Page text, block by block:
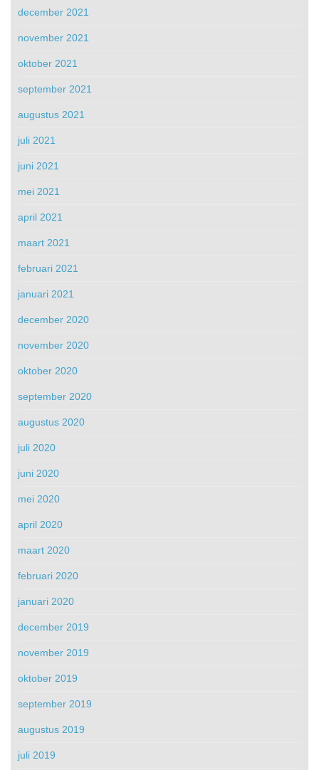
december 2021
november 2021
oktober 2021
september 2021
augustus 2021
juli 2021
juni 2021
mei 2021
april 2021
maart 2021
februari 2021
januari 2021
december 2020
november 2020
oktober 2020
september 2020
augustus 2020
juli 2020
juni 2020
mei 2020
april 2020
maart 2020
februari 2020
januari 2020
december 2019
november 2019
oktober 2019
september 2019
augustus 2019
juli 2019